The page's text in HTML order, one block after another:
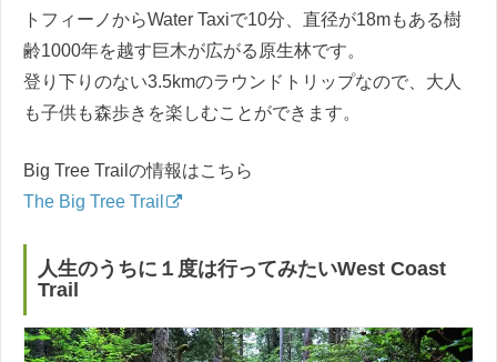
トフィーノからWater Taxiで10分、直径が18mもある樹
齢1000年を越す巨木が広がる原生林です。
登り下りのない3.5kmのラウンドトリップなので、大人
も子供も森歩きを楽しむことができます。
Big Tree Trailの情報はこちら
The Big Tree Trail
人生のうちに１度は行ってみたいWest Coast
Trail